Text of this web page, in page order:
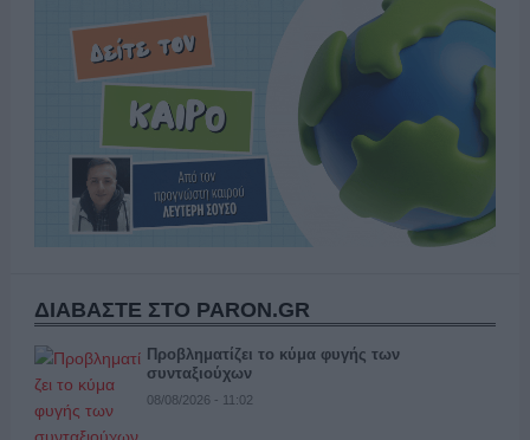
ΔΙΑΒΑΣΤΕ ΣΤΟ PARON.GR
Προβληματίζει το κύμα φυγής των
συνταξιούχων
08/08/2026 - 11:02